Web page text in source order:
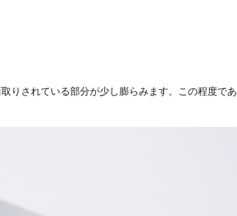
りされている部分が少し膨らみます。この程度であ